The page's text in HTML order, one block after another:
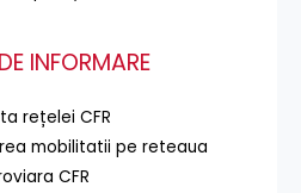
INFORMARE
rețelei CFR
mobilitatii pe reteaua
CFR